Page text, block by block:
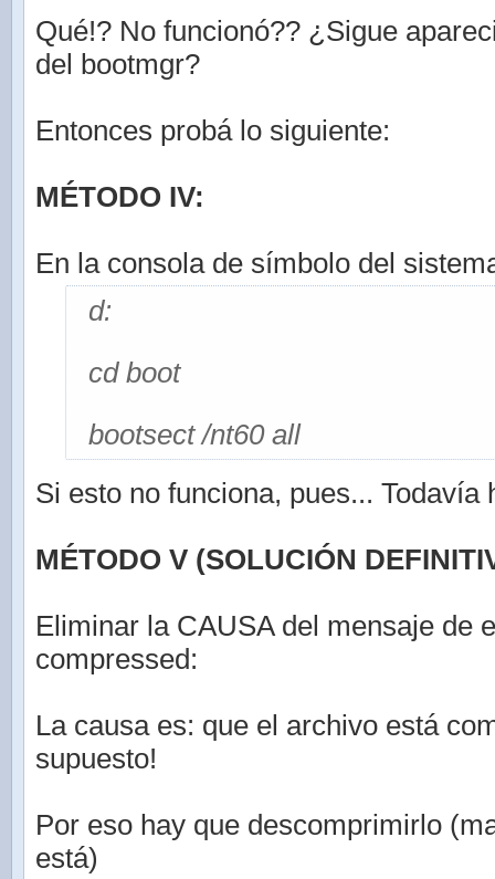
Qué!? No funcionó?? ¿Sigue
del bootmgr?
Entonces probá lo siguiente:
MÉTODO IV:
En la consola de símbolo del
d:
cd boot
bootsect /nt60 all
Si esto no funciona, pues... Todavía
MÉTODO V (SOLUCIÓN
Eliminar la CAUSA del mensaje de
compressed:
La causa es: que el archivo está
supuesto!
Por eso hay que descomprimirlo
está)